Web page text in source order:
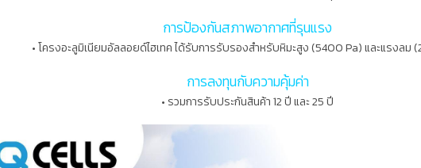
การป้องกันสภาพอากาศที่รุนแรง
• โครงอะลูมิเนียมอัลลอยด์ไฮเทค ได้รับการรับรองสำหรับหิมะสูง (5400 Pa) และแรงลม
การลงทุนกับความคุ้มค่า
• รวมการรับประกันสินค้า 12 ปี และ 25 ปี